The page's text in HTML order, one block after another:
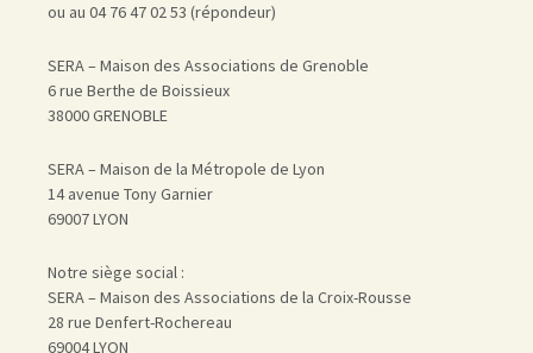
ou au 04 76 47 02 53 (répondeur)
SERA – Maison des Associations de Grenoble
6 rue Berthe de Boissieux
38000 GRENOBLE
SERA – Maison de la Métropole de Lyon
14 avenue Tony Garnier
69007 LYON
Notre siège social :
SERA – Maison des Associations de la Croix-Rousse
28 rue Denfert-Rochereau
69004 LYON